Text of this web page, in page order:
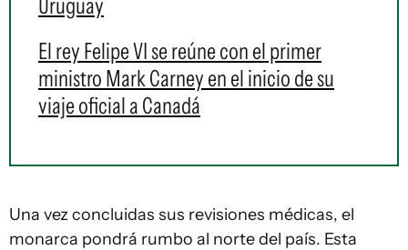
Uruguay
El rey Felipe VI se reúne con el primer
ministro Mark Carney en el inicio de su
viaje oficial a Canadá
Una vez concluidas sus revisiones médicas, el
monarca pondrá rumbo al norte del país. Esta